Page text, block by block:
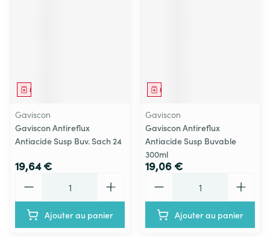
Médicament
Gaviscon
Gaviscon Antireflux
Antiacide Susp Buv. Sach 24
19,64 €
Ajouter au panier
Médicament
Gaviscon
Gaviscon Antireflux
Antiacide Susp Buvable
300ml
19,06 €
Ajouter au panier